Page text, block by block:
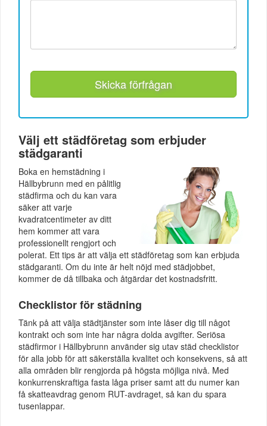
Skicka förfrågan
Välj ett städföretag som erbjuder
städgaranti
Boka en hemstädning i
Hällbybrunn med en pålitlig
städfirma och du kan vara
säker att varje
kvadratcentimeter av ditt
hem kommer att vara
professionellt rengjort och
polerat. Ett tips är att välja ett städföretag som kan erbjuda
städgaranti. Om du inte är helt nöjd med städjobbet,
kommer de då tillbaka och åtgärdar det kostnadsfritt.
Checklistor för städning
Tänk på att välja städtjänster som inte låser dig till något
kontrakt och som inte har några dolda avgifter. Seriösa
städfirmor i Hällbybrunn använder sig utav städ checklistor
för alla jobb för att säkerställa kvalitet och konsekvens, så att
alla områden blir rengjorda på högsta möjliga nivå. Med
konkurrenskraftiga fasta låga priser samt att du numer kan
få skatteavdrag genom RUT-avdraget, så kan du spara
tusenlappar.